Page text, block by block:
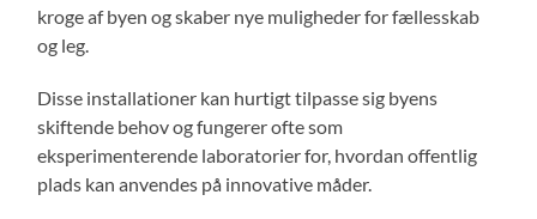
kroge af byen og skaber nye muligheder for fællesskab
og leg.
Disse installationer kan hurtigt tilpasse sig byens
skiftende behov og fungerer ofte som
eksperimenterende laboratorier for, hvordan offentlig
plads kan anvendes på innovative måder.